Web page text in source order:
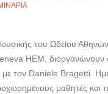
του Ωδείου
HEM, διοργανώνουν
τον Daniele Bragetti.
μαθητές και